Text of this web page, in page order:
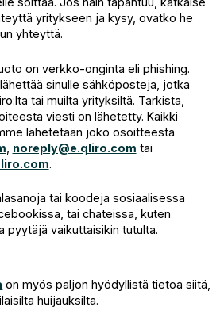
yritykseen ja kysy, ovatko he
yhteyttä.
on verkko-onginta eli phishing.
sinulle sähköposteja, jotka
tai muilta yrityksiltä. Tarkista,
viesti on lähetetty. Kaikki
lähetetään joko osoitteesta
noreply@e.qliro.com tai
.
tai koodeja sosiaalisessa
tai chateissa, kuten
pyytäjä vaikuttaisikin tutulta.
on myös paljon hyödyllistä tietoa siitä,
huijauksilta.